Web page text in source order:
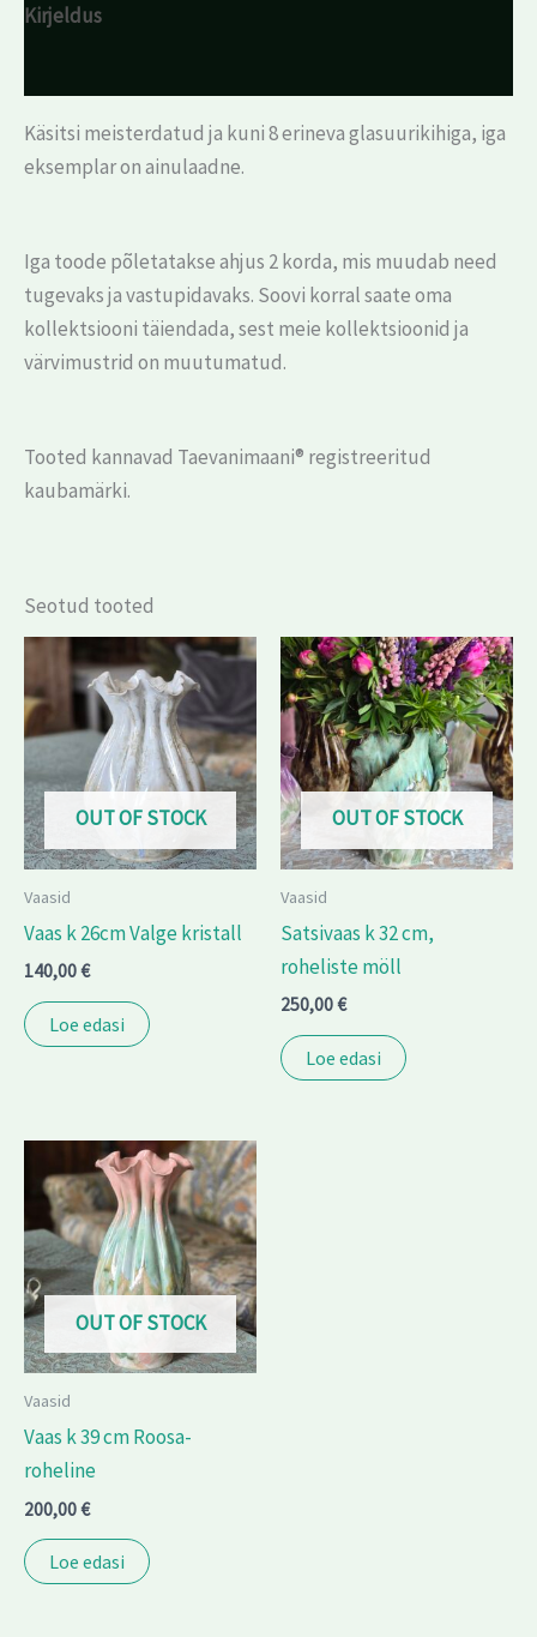
Kirjeldus
Käsitsi meisterdatud ja kuni 8 erineva glasuurikihiga, iga
eksemplar on ainulaadne.
Iga toode põletatakse ahjus 2 korda, mis muudab need
tugevaks ja vastupidavaks. Soovi korral saate oma
kollektsiooni täiendada, sest meie kollektsioonid ja
värvimustrid on muutumatud.
Tooted kannavad Taevanimaani® registreeritud
kaubamärki.
Seotud tooted
OUT OF STOCK
Vaasid
Vaas k 26cm Valge kristall
140,00€
Loe edasi
OUT OF STOCK
Vaasid
Satsivaas k 32 cm,
roheliste möll
250,00€
Loe edasi
OUT OF STOCK
Vaasid
Vaas k 39 cm Roosa-
roheline
200,00€
Loe edasi